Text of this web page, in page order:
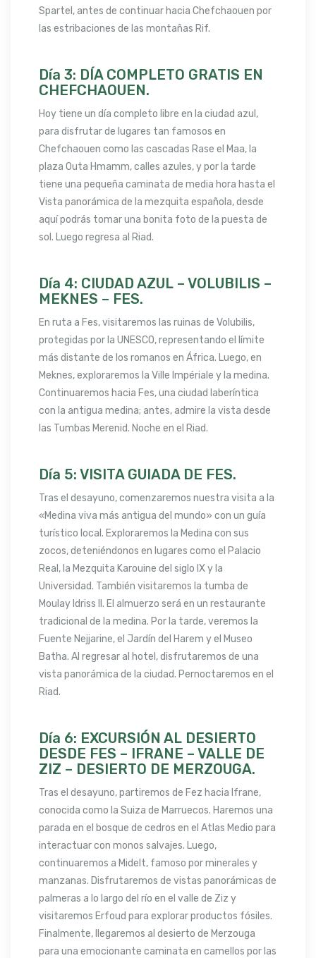
Spartel, antes de continuar hacia Chefchaouen por
las estribaciones de las montañas Rif.
Día 3: DÍA COMPLETO GRATIS EN
CHEFCHAOUEN.
Hoy tiene un día completo libre en la ciudad azul,
para disfrutar de lugares tan famosos en
Chefchaouen como las cascadas Rase el Maa, la
plaza Outa Hmamm, calles azules, y por la tarde
tiene una pequeña caminata de media hora hasta el
Vista panorámica de la mezquita española, desde
aquí podrás tomar una bonita foto de la puesta de
sol. Luego regresa al Riad.
Día 4: CIUDAD AZUL – VOLUBILIS –
MEKNES – FES.
En ruta a Fes, visitaremos las ruinas de Volubilis,
protegidas por la UNESCO, representando el límite
más distante de los romanos en África. Luego, en
Meknes, exploraremos la Ville Impériale y la medina.
Continuaremos hacia Fes, una ciudad laberíntica
con la antigua medina; antes, admire la vista desde
las Tumbas Merenid. Noche en el Riad.
Día 5: VISITA GUIADA DE FES.
Tras el desayuno, comenzaremos nuestra visita a la
«Medina viva más antigua del mundo» con un guía
turístico local. Exploraremos la Medina con sus
zocos, deteniéndonos en lugares como el Palacio
Real, la Mezquita Karouine del siglo IX y la
Universidad. También visitaremos la tumba de
Moulay Idriss II. El almuerzo será en un restaurante
tradicional de la medina. Por la tarde, veremos la
Fuente Nejjarine, el Jardín del Harem y el Museo
Batha. Al regresar al hotel, disfrutaremos de una
vista panorámica de la ciudad. Pernoctaremos en el
Riad.
Día 6: EXCURSIÓN AL DESIERTO
DESDE FES – IFRANE – VALLE DE
ZIZ – DESIERTO DE MERZOUGA.
Tras el desayuno, partiremos de Fez hacia Ifrane,
conocida como la Suiza de Marruecos. Haremos una
parada en el bosque de cedros en el Atlas Medio para
interactuar con monos salvajes. Luego,
continuaremos a Midelt, famoso por minerales y
manzanas. Disfrutaremos de vistas panorámicas de
palmeras a lo largo del río en el valle de Ziz y
visitaremos Erfoud para explorar productos fósiles.
Finalmente, llegaremos al desierto de Merzouga
para una emocionante caminata en camellos por las